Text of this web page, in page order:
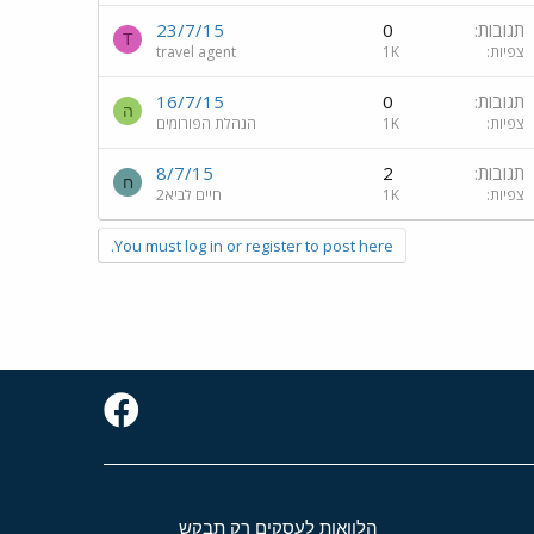
תגובות 0
צפיות 1K
23/7/15
travel agent
T
תגובות 0
צפיות 1K
16/7/15
הנהלת הפורומים
ה
תגובות 2
צפיות 1K
8/7/15
חיים לביא2
ח
You must log in or register to post here.
הלוואות לעסקים רק תבקש